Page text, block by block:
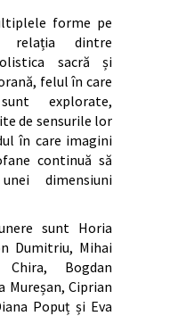
forme pe
dintre
sacră și
felul în care
explorate,
de sensurile lor
în care imagini
continuă să
dimensiuni
sunt Horia
Dumitriu, Mihai
Chira, Bogdan
Mureșan, Ciprian
Popuț și Eva